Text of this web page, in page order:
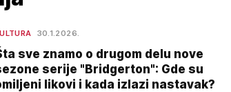
30.1.2026.
sve znamo o drugom delu nove
serije "Bridgerton": Gde su
likovi i kada izlazi nastavak?